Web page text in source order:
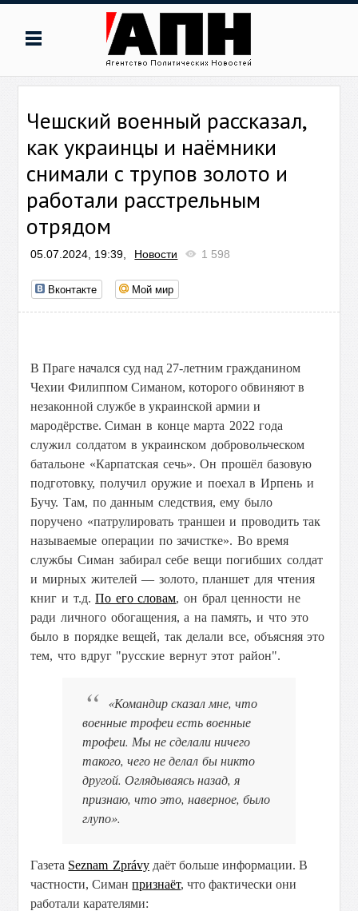
Чешский военный рассказал,
как украинцы и наёмники
снимали с трупов золото и
работали расстрельным
отрядом
05.07.2024, 19:39, Новости 1 598
Вконтакте Мой мир
В Праге начался суд над 27-летним гражданином
Чехии Филиппом Симаном, которого обвиняют в
незаконной службе в украинской армии и
мародёрстве.Симан в конце марта 2022 года
служил солдатом в украинском добровольческом
батальоне «Карпатская сечь». Он прошёл базовую
подготовку, получил оружие и поехал в Ирпень и
Бучу. Там, по данным следствия, ему было
поручено «патрулировать траншеи и проводить так
называемые операции по зачистке». Во время
службы Симан забирал себе вещи погибших солдат
и мирных жителей — золото, планшет для чтения
книг и т.д.По его словам, он брал ценности не
ради личного обогащения, а на память, и что это
было в порядке вещей, так делали все, объясняя это
тем, что вдруг "русские вернут этот район".
«Командир сказал мне, что
военные трофеи есть военные
трофеи. Мы не сделали ничего
такого, чего не делал бы никто
другой. Оглядываясь назад, я
признаю, что это, наверное, было
глупо».
Газета Seznam Zprávy даёт больше информации. В
частности, Симанпризнаёт, что фактически они
работали карателями: